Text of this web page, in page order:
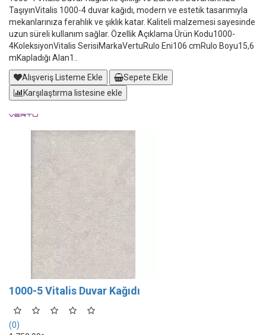
TaşıyınVitalis 1000-4 duvar kağıdı, modern ve estetik tasarımıyla
mekanlarınıza ferahlık ve şıklık katar. Kaliteli malzemesi sayesinde
uzun süreli kullanım sağlar. Özellik Açıklama Ürün Kodu1000-
4KoleksiyonVitalis SerisiMarkaVertuRulo Eni106 cmRulo Boyu15,6
mKapladığı Alan1..
Alışveriş Listeme Ekle
Sepete Ekle
Karşılaştırma listesine ekle
1000-5 Vitalis Duvar Kağıdı
(0)